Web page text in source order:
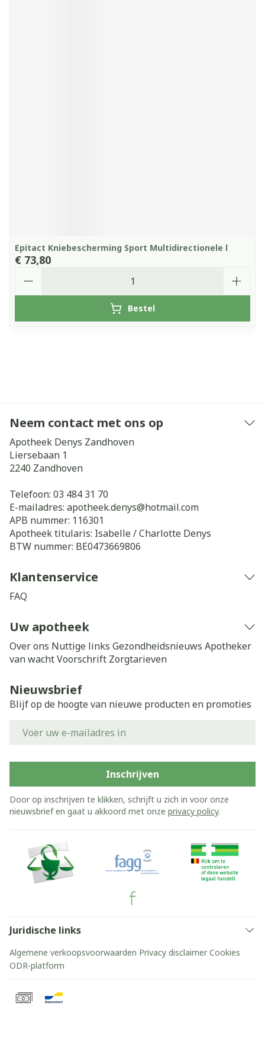
Epitact Kniebescherming Sport Multidirectionele l
€ 73,80
Bestel
Neem contact met ons op
Apotheek Denys Zandhoven
Liersebaan 1
2240 Zandhoven
Telefoon: 03 484 31 70
E-mailadres: apotheek.denys@hotmail.com
APB nummer: 116301
Apotheek titularis: Isabelle / Charlotte Denys
BTW nummer: BE0473669806
Klantenservice
FAQ
Uw apotheek
Over ons Nuttige links Gezondheidsnieuws Apotheker
van wachtVoorschrift Zorgtarieven
Nieuwsbrief
Blijf op de hoogte van nieuwe producten en promoties
Inschrijven
Door op inschrijven te klikken, schrijft u zich in voor onze
nieuwsbrief en gaat u akkoord met onze privacy policy.
Juridische links
Algemene verkoopsvoorwaarden Privacy disclaimer Cookies
ODR-platform